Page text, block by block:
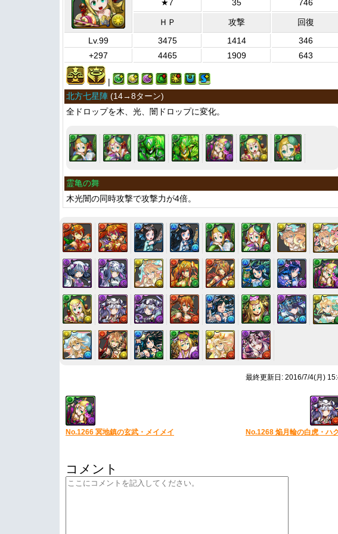
★7 35 746
ＨＰ 攻撃
回復
Lv.99
3475 1414
346
+297
4465 1909 643
|
北方七星陣 (14→8ターン)
全ドロップを木、光、闇ドロップに変化。
霊亀の舞
木光闇の同時攻撃で攻撃力が4倍。
最終更新日: 2016/7/4(月)
No.1266 冥地鎮の玄武・メイメイ No.1268 焔月輪の白虎・ハ
コメント